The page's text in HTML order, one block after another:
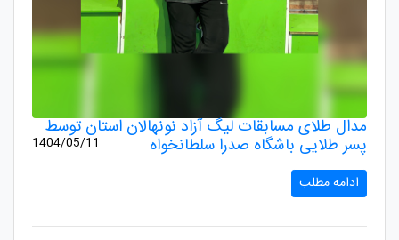
مدال طلای مسابقات لیگ آزاد نونهالان استان توسط
پسر طلایی باشگاه صدرا سلطانخواه 1404/05/11
ادامه مطلب